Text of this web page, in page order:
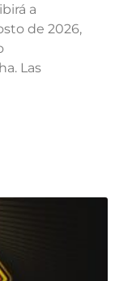
a
de 2026,
Las